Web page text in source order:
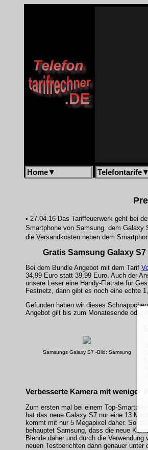
Home▼ Telefontarife▼
• 27.04.16 Das Tariffeuerwerk geht bei
Smartphone von Samsung, dem Galaxy
die Versandkosten neben dem
Gratis Samsung Galaxy
Bei dem Bundle Angebot mit dem Tarif
34,99 Euro statt 39,99 Euro. Auch der
unsere Leser eine Handy-Flatrate für
Festnetz, dann gibt es noch eine echte
Gefunden haben wir dieses
Angebot gilt bis zum Monatesende oder
Samsungs Galaxy S7 -Bild: Samsung
Verbesserte Kamera mit weniger
Zum ersten mal bei einem Top-
hat das neue Galaxy S7 nur eine 13
kommt mit nur 5 Megapixel daher. So
behauptet Samsung, dass die neue
Blende daher und durch die
neuen Testberichten dann genauer unter